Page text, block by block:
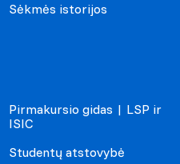
Sėkmės istorijos
Pirmakursio gidas | LSP ir
ISIC
Studentų atstovybė